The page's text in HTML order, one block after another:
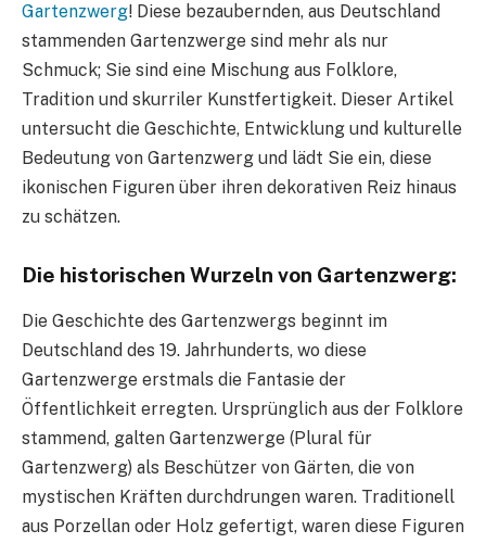
Gartenzwerg! Diese bezaubernden, aus Deutschland
stammenden Gartenzwerge sind mehr als nur
Schmuck; Sie sind eine Mischung aus Folklore,
Tradition und skurriler Kunstfertigkeit. Dieser Artikel
untersucht die Geschichte, Entwicklung und kulturelle
Bedeutung von Gartenzwerg und lädt Sie ein, diese
ikonischen Figuren über ihren dekorativen Reiz hinaus
zu schätzen.
Die historischen Wurzeln von Gartenzwerg:
Die Geschichte des Gartenzwergs beginnt im
Deutschland des 19. Jahrhunderts, wo diese
Gartenzwerge erstmals die Fantasie der
Öffentlichkeit erregten. Ursprünglich aus der Folklore
stammend, galten Gartenzwerge (Plural für
Gartenzwerg) als Beschützer von Gärten, die von
mystischen Kräften durchdrungen waren. Traditionell
aus Porzellan oder Holz gefertigt, waren diese Figuren